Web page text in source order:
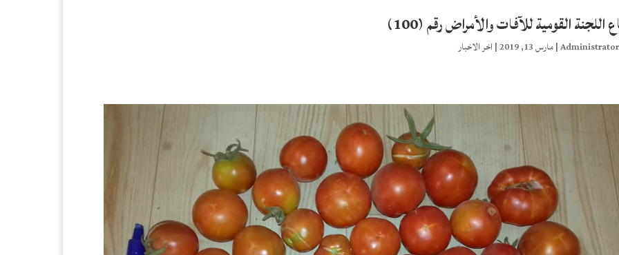
اللجنة القومية للآفات والأمراض رقم (100)
Administrator
|مارس 13, 2019 |اخر الاخبار